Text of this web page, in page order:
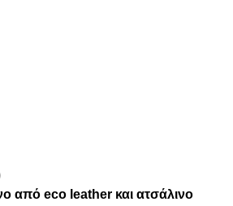
από eco leather και ατσάλινο